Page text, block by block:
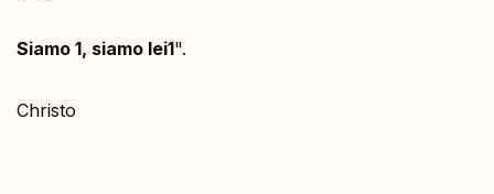
Siamo 1, siamo lei1".
Christo